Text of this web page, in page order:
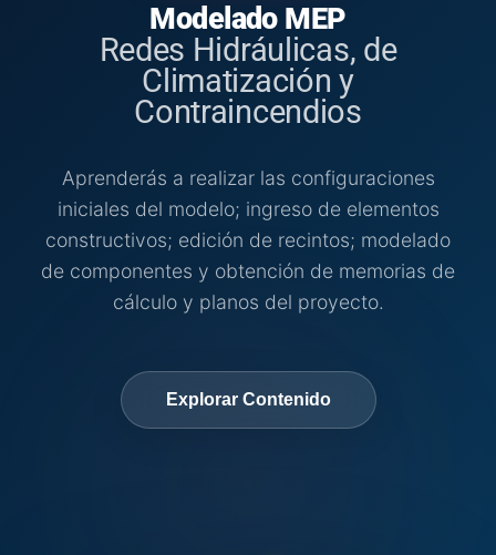
Modelado MEP
Redes Hidráulicas, de
Climatización y
Contraincendios
Aprenderás a realizar las configuraciones
iniciales del modelo; ingreso de elementos
constructivos; edición de recintos; modelado
de componentes y obtención de memorias de
cálculo y planos del proyecto.
Explorar Contenido